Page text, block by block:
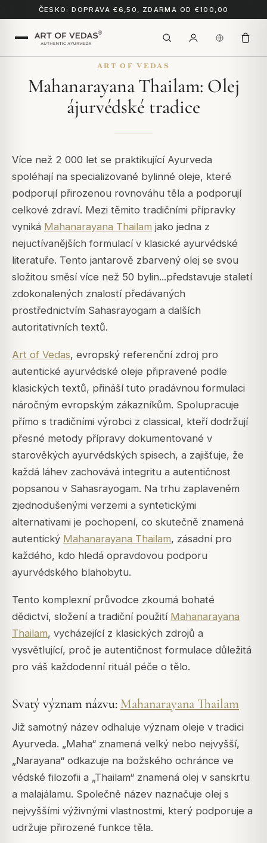
ČESKO: DOPRAVA €6,50, ZDARMA OD €100,00
ART OF VEDAS
Mahanarayana Thailam: Olej
ájurvédské tradice
Více než 2 000 let se praktikující Ayurveda
spoléhají na specializované bylinné oleje, které
podporují přirozenou rovnováhu těla a podporují
celkové zdraví. Mezi těmito tradičními přípravky
vyniká Mahanarayana Thailam jako jedna z
nejuctívanějších formulací v klasické ayurvédské
literatuře. Tento jantarově zbarvený olej se svou
složitou směsí více než 50 bylin...představuje staletí
zdokonalených znalostí předávaných
prostřednictvím Sahasrayogam a dalších
autoritativních textů.
Art of Vedas, evropský referenční zdroj pro
autentické ayurvédské oleje připravené podle
klasických textů, přináší tuto pradávnou formulaci
náročným evropským zákazníkům. Spolupracuje
přímo s tradičními výrobci z classical, kteří dodržují
přesné metody přípravy dokumentované v
starověkých ayurvédských spisech, a zajišťuje, že
každá láhev zachovává integritu a autentičnost
popsanou v Sahasrayogam. Na trhu zaplaveném
zjednodušenými verzemi a syntetickými
alternativami je pochopení, co skutečně znamená
autentický Mahanarayana Thailam, zásadní pro
každého, kdo hledá opravdovou podporu
ayurvédského blahobytu.
Tento komplexní průvodce zkoumá bohaté
dědictví, složení a tradiční použití Mahanarayana
Thailam, vycházející z klasických zdrojů a
vysvětlující, proč je autentičnost formulace důležitá
pro váš každodenní rituál péče o tělo.
Svatý význam názvu: Mahanarayana Thailam
Již samotný název odhaluje význam oleje v tradici
Ayurveda. „Maha“ znamená velký nebo nejvyšší,
„Narayana“ odkazuje na božského ochránce ve
védské filozofii a „Thailam“ znamená olej v sanskrtu
a malajálamu. Společně název naznačuje olej s
nejvyššími výživnými vlastnostmi, který podporuje a
udržuje přirozené funkce těla.